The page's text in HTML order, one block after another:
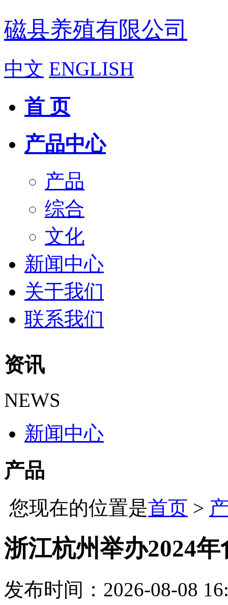
磁县养殖有限公司
中文 ENGLISH
首 页
产品中心
产品
综合
文化
新闻中心
关于我们
联系我们
资讯
NEWS
新闻中心
产品
您现在的位置是首页 >
浙江杭州举办2024
发布时间：2026-08-08